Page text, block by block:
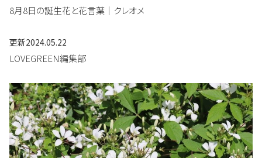
8月8日の誕生花と花言葉｜クレオメ
更新2024.05.22
LOVEGREEN編集部